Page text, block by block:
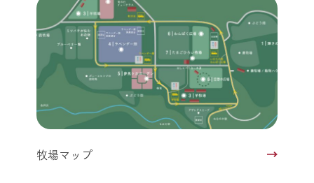
牧場マップ